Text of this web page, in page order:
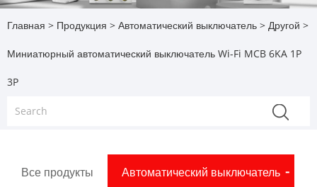
Главная > Продукция > Автоматический выключатель > Другой >
Миниатюрный автоматический выключатель Wi-Fi MCB 6KA 1P
3P
Все продукты Автоматический выключатель